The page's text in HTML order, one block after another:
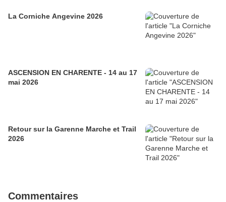
La Corniche Angevine 2026
ASCENSION EN CHARENTE - 14 au 17
mai 2026
Retour sur la Garenne Marche et Trail
2026
Commentaires